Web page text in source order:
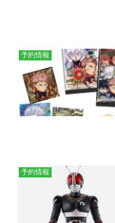
予約情報
予約情報